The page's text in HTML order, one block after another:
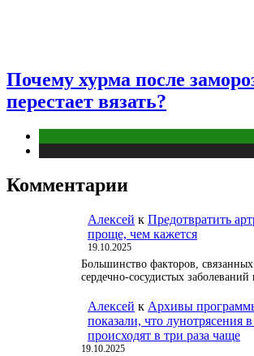
Почему хурма после
перестает вязать?
Комментарии
Алексей к Предотвратить
проще, чем кажется
19.10.2025
Большинство факторов,
сердечно-сосудистых заболеваний
Алексей к Архивы
показали, что лунотрясения
происходят в три раза чаще
19.10.2025